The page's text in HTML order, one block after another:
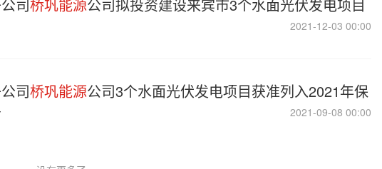
司 桥巩能源公司拟投资建设来宾市3个水面光伏发电项目
2021-12-03 00:00
司桥巩能源公司3个水面光伏发电项目获准列入2021年保
2021-09-08 00:00